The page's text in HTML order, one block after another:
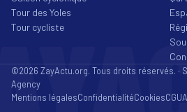
Tour des Yoles
Tour cycliste
©2026 ZayActu.org. Tous droits réservés. ·
Agency
Mentions légalesConfidentialitéCookiesCGU